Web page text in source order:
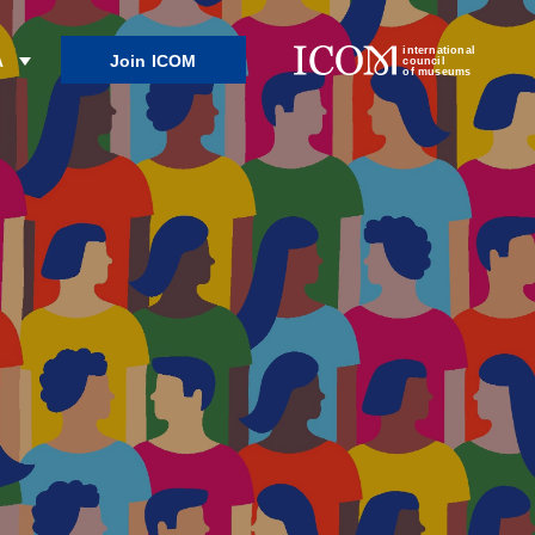
Join ICOM
international
council
of museums